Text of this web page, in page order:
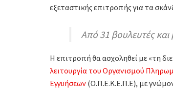
εξεταστικής επιτροπής για τα
Από 31 βουλευτές και
Η επιτροπή θα ασχοληθεί με «τη
λειτουργία του Οργανισμού
Εγγυήσεων (Ο.Π.Ε.Κ.Ε.Π.Ε), με